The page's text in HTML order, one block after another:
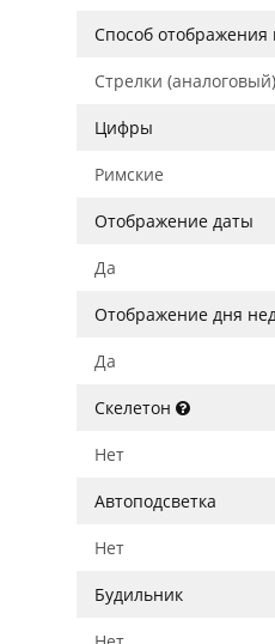
Способ отображения
Стрелки (аналоговый)
Цифры
Римские
Отображение даты
Да
Отображение дня
Да
Скелетон
Нет
Автоподсветка
Нет
Будильник